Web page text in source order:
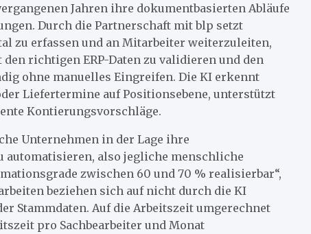
Jahren ihre dokumentbasierten Abläufe
Durch die Partnerschaft mit blp setzt
zu erfassen und an Mitarbeiter weiterzuleiten,
richtigen ERP-Daten zu validieren und den
ohne manuelles Eingreifen. Die KI erkennt
Liefertermine auf Positionsebene, unterstützt
Kontierungsvorschläge.
Unternehmen in der Lage ihre
automatisieren, also jegliche menschliche
zwischen 60 und 70 % realisierbar“,
beziehen sich auf nicht durch die KI
Stammdaten. Auf die Arbeitszeit umgerechnet
pro Sachbearbeiter und Monat